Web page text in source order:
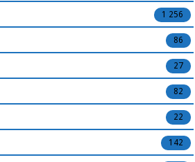
1 256
86
27
82
22
142